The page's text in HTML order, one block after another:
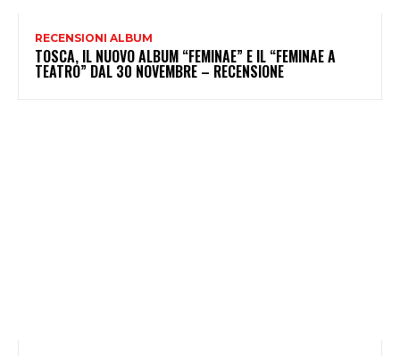
RECENSIONI ALBUM
TOSCA, IL NUOVO ALBUM “FEMINAE” E IL “FEMINAE A
TEATRO” DAL 30 NOVEMBRE – RECENSIONE